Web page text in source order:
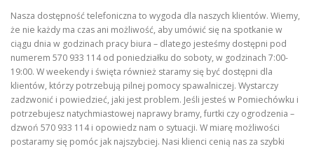
Nasza dostępność telefoniczna to wygoda dla naszych klientów. Wiemy,
że nie każdy ma czas ani możliwość, aby umówić się na spotkanie w
ciągu dnia w godzinach pracy biura – dlatego jesteśmy dostępni pod
numerem 570 933 114 od poniedziałku do soboty, w godzinach 7:00-
19:00. W weekendy i święta również staramy się być dostępni dla
klientów, którzy potrzebują pilnej pomocy spawalniczej. Wystarczy
zadzwonić i powiedzieć, jaki jest problem. Jeśli jesteś w Pomiechówku i
potrzebujesz natychmiastowej naprawy bramy, furtki czy ogrodzenia –
dzwoń 570 933 114 i opowiedz nam o sytuacji. W miarę możliwości
postaramy się pomóc jak najszybciej. Nasi klienci cenią nas za szybki